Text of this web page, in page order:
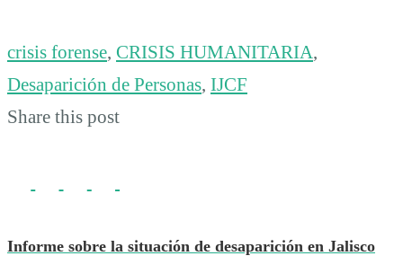
crisis forense, CRISIS HUMANITARIA,
Desaparición de Personas, IJCF
Share this post
Informe sobre la situación de desaparición en Jalisco